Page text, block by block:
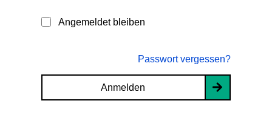
Angemeldet bleiben
Passwort vergessen?
Anmelden